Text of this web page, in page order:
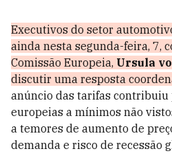
Executivos do setor
ainda nesta segunda-feira, 7,
Comissão Europeia, Ursula
discutir uma resposta
anúncio das tarifas contribuiu
europeias a mínimos não
a temores de aumento de
demanda e risco de recessão